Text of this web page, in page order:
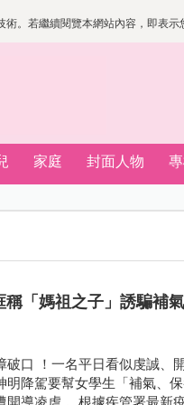
。若繼續閱覽本網站內容，即表
家庭 封面人物
「媽祖之子」誘騙補
口 ！一名平日看似虔誠、
降駕要幫女學生「補氣、